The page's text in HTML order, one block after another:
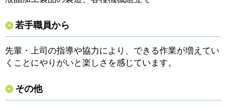
若手職員から
先輩・上司の指導や協力により、できる作業が増えてい
くことにやりがいと楽しさを感じています。
その他